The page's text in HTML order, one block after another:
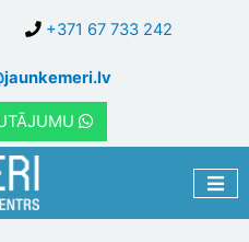
основному
содержанию
+371 67 733 242